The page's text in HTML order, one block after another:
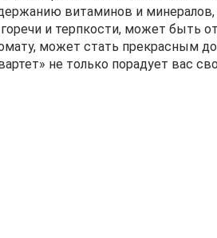
витаминов и
и терпкости, может быть
может стать прекрасным
не только порадует вас